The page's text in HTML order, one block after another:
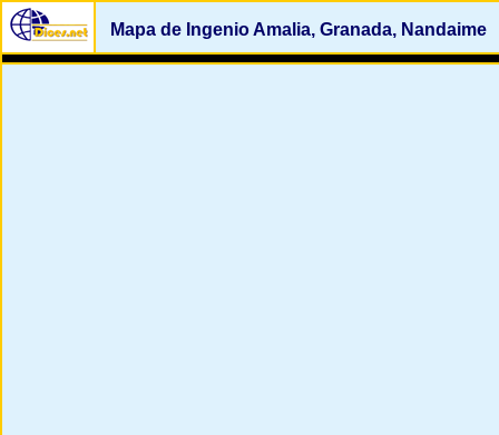
Mapa de Ingenio Amalia, Granada, Nandaime